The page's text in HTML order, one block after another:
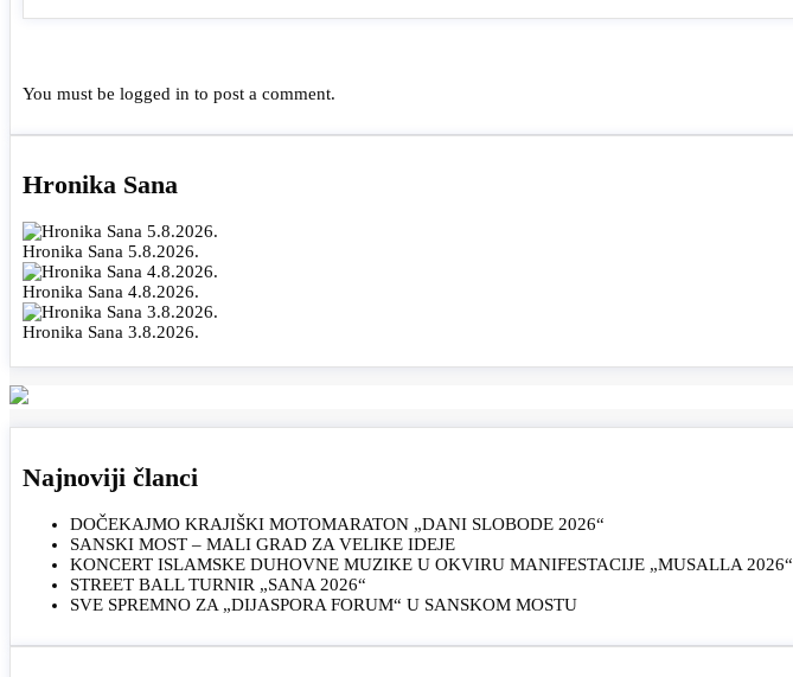
You must be logged in to post a comment.
Hronika Sana
Hronika Sana 5.8.2026.
Hronika Sana 4.8.2026.
Hronika Sana 3.8.2026.
Najnoviji članci
DOČEKAJMO KRAJIŠKI MOTOMARATON „DANI SLOBODE 2026“
SANSKI MOST – MALI GRAD ZA VELIKE IDEJE
KONCERT ISLAMSKE DUHOVNE MUZIKE U OKVIRU MANIFESTACIJE „MUSALLA 2026“
STREET BALL TURNIR „SANA 2026“
SVE SPREMNO ZA „DIJASPORA FORUM“ U SANSKOM MOSTU